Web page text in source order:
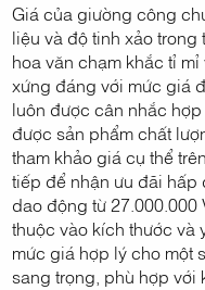
Giá của giường công
liệu và độ tinh xảo trong
hoa văn chạm khắc tỉ
xứng đáng với mức giá
luôn được cân nhắc
được sản phẩm chất
tham khảo giá cụ thể
tiếp để nhận ưu đãi
dao động từ
thuộc vào kích thước và
mức giá hợp lý cho một
sang trọng, phù hợp với